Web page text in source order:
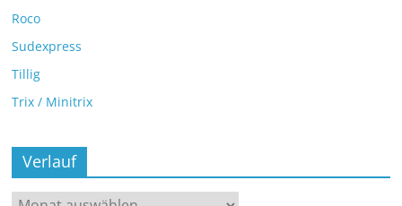
Roco
Sudexpress
Tillig
Trix / Minitrix
Verlauf